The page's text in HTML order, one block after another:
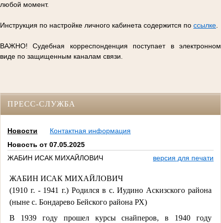
любой момент.
Инструкция по настройке личного кабинета содержится по ссылке
ВАЖНО! Судебная корреспонденция поступает в электронном
виде по защищенным каналам связи.
ПРЕСС-СЛУЖБА
Новости
Контактная информация
Новость от 07.05.2025
ЖАБИН ИСАК МИХАЙЛОВИЧ
версия для печати
ЖАБИН ИСАК МИХАЙЛОВИЧ
(1910 г. - 1941 г.) Родился в с. Иудино Аскизского района
(ныне с. Бондарево Бейского района РХ)
В 1939 году прошел курсы снайперов, в 1940 году